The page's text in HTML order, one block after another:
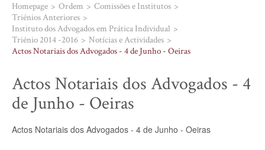
Homepage Ordem
Comissões e Institutos
Triénios Anteriores
Instituto dos Advogados em Prática Individual
Triénio 2014 -2016
Notícias e Actividades
Actos Notariais dos Advogados - 4 de Junho - Oeiras
Actos Notariais dos Advogados - 4
de Junho - Oeiras
Actos Notariais dos Advogados - 4 de Junho - Oeiras